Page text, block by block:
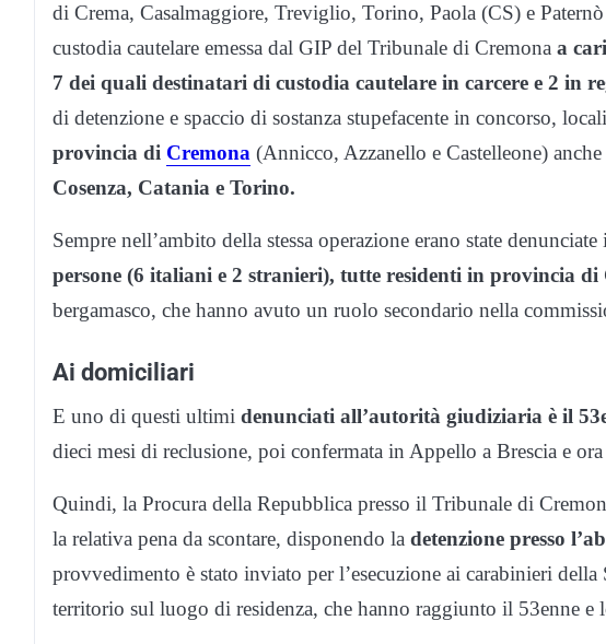
di Crema, Casalmaggiore, Treviglio, Torino, Paola (CS) e
custodia cautelare emessa dal GIP del Tribunale di Cremona a
7 dei quali destinatari di custodia cautelare in carcere e 2 in
di detenzione e spaccio di sostanza stupefacente in concorso,
provincia di Cremona (Annicco, Azzanello e Castelleone)
Cosenza, Catania e Torino.
Sempre nell’ambito della stessa operazione erano state
persone (6 italiani e 2 stranieri), tutte residenti in provincia di
bergamasco, che hanno avuto un ruolo secondario nella
Ai domiciliari
E uno di questi ultimi denunciati all’autorità giudiziaria è il
dieci mesi di reclusione, poi confermata in Appello a Brescia e ora
Quindi, la Procura della Repubblica presso il Tribunale di
la relativa pena da scontare, disponendo la detenzione presso
provvedimento è stato inviato per l’esecuzione ai carabinieri
territorio sul luogo di residenza, che hanno raggiunto il 53enne e